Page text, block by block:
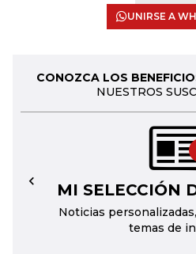
UNIRSE A
CONOZCA LOS
NUESTROS
MI SELECCIÓN
Noticias
temas de
←